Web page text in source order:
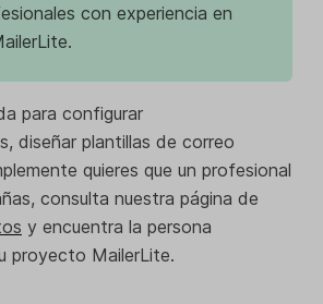
con experiencia en
para configurar
diseñar plantillas de correo
quieres que un profesional
consulta nuestra página de
y encuentra la persona
proyecto MailerLite.